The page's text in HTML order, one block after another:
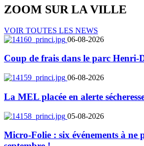
ZOOM SUR LA VILLE
VOIR TOUTES LES NEWS
06-08-2026
Coup de frais dans le parc Henri-
06-08-2026
La MEL placée en alerte
05-08-2026
Micro-Folie : six événements à ne